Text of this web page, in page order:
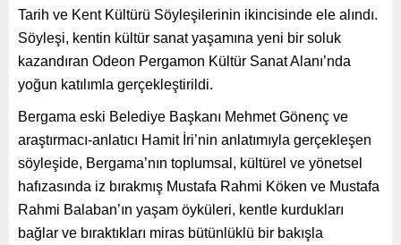
Tarih ve Kent Kültürü Söyleşilerinin ikincisinde ele alındı.
Söyleşi, kentin kültür sanat yaşamına yeni bir soluk
kazandıran Odeon Pergamon Kültür Sanat Alanı’nda
yoğun katılımla gerçekleştirildi.
Bergama eski Belediye Başkanı Mehmet Gönenç ve
araştırmacı-anlatıcı Hamit İri’nin anlatımıyla gerçekleşen
söyleşide, Bergama’nın toplumsal, kültürel ve yönetsel
hafızasında iz bırakmış Mustafa Rahmi Köken ve Mustafa
Rahmi Balaban’ın yaşam öyküleri, kentle kurdukları
bağlar ve bıraktıkları miras bütünlüklü bir bakışla